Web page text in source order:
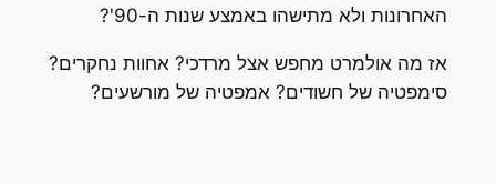
האחרונות ולא מתישהו באמצע שנות ה-90'?
אז מה אולמרט מחפש אצל מרדכי? אחוות נחקרים?
סימפטיה של חשודים? אמפטיה של מורשעים?